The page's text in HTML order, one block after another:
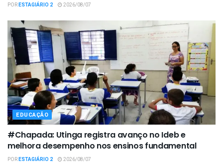
PORESTAGIÁRIO 2 2026/08/07
EDUCAÇÃO
#Chapada: Utinga registra avanço no Ideb e
melhora desempenho nos ensinos fundamental
PORESTAGIÁRIO 2 2026/08/07